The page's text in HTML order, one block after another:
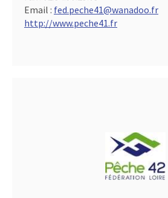
Email : fed.peche41@wanadoo.fr
http://www.peche41.fr